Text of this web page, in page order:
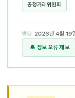
공정거래위원회
발행 2026년 4월 19
🔔 정보 오류 제보